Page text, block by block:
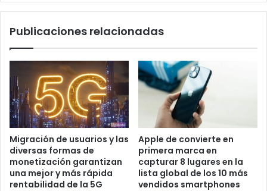
Publicaciones relacionadas
Migración de usuarios y las
diversas formas de
monetización garantizan
una mejor y más rápida
rentabilidad de la 5G
Apple de convierte en
primera marca en
capturar 8 lugares en la
lista global de los 10 más
vendidos smartphones